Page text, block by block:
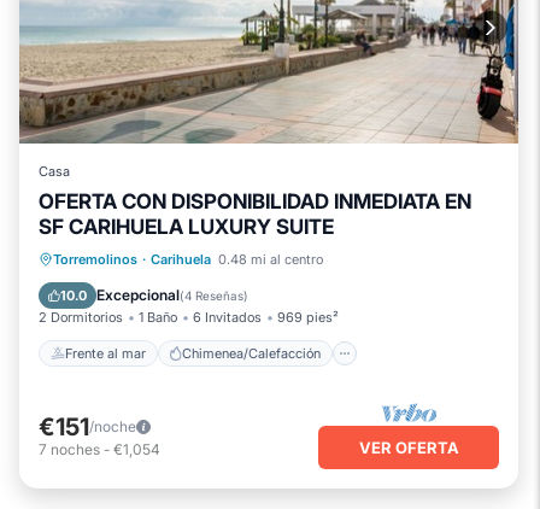
Casa
OFERTA CON DISPONIBILIDAD INMEDIATA EN
SF CARIHUELA LUXURY SUITE
Torremolinos · Carihuela 0.48 mi al centro
10.0 Excepcional(4 Reseñas)
2 Dormitorios 1 Baño 6 Invitados 969 pies²
Frente al mar Chimenea/Calefacción
Frente al mar
Chimenea/Calefacción
Vista al mar
€151/noche
7 noches - €1,054 VER OFERTA